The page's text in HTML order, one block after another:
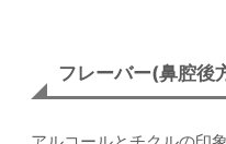
フレーバー(鼻腔後